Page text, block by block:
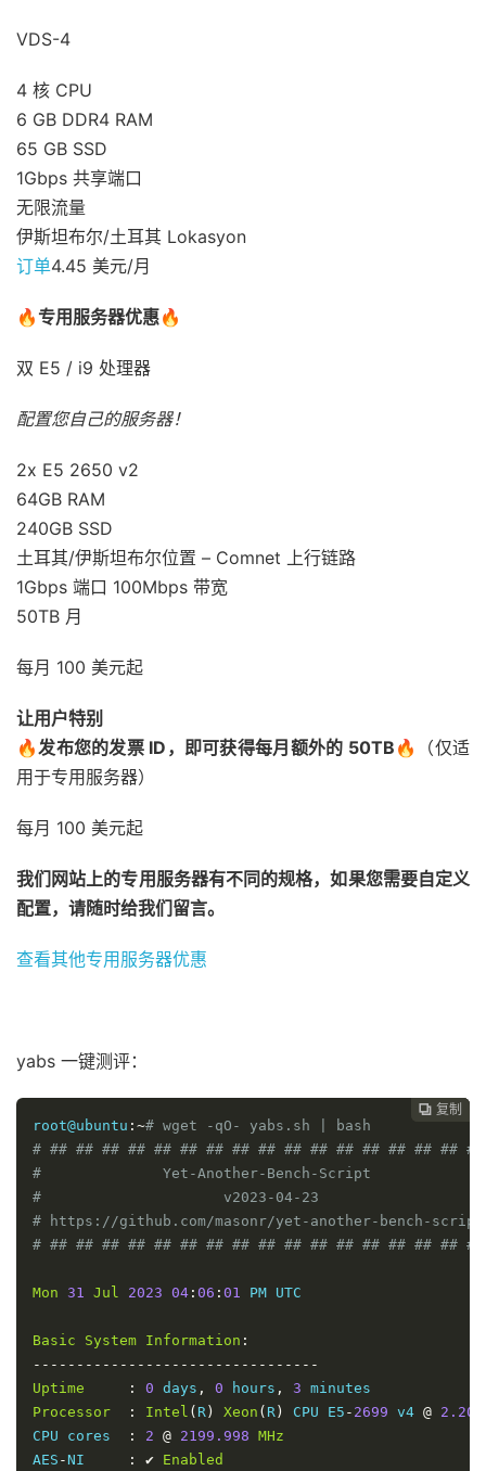
VDS-4
4 核 CPU
6 GB DDR4 RAM
65 GB SSD
1Gbps 共享端口
无限流量
伊斯坦布尔/土耳其 Lokasyon
订单4.45 美元/月
🔥 专用服务器优惠🔥
双 E5 / i9 处理器
配置您自己的服务器！
2x E5 2650 v2
64GB RAM
240GB SSD
土耳其/伊斯坦布尔位置 – Comnet 上行链路
1Gbps 端口 100Mbps 带宽
50TB 月
每月 100 美元起
让用户特别
🔥发布您的发票 ID，即可获得每月额外的 50TB🔥
（仅适
用于专用服务器）
每月 100 美元起
我们网站上的专用服务器有不同的规格，如果您需要自定义
配置，请随时给我们留言。
查看其他专用服务器优惠
yabs 一键测评：
 复制
 复制
 复制
root@ubuntu :~# wget -qO- yabs.sh | bash
# ## ## ## ## ## ## ## ## ## ## ## ## ## ## ## ##
#              Yet-Another-Bench-Script
#                     v2023-04-23
# https://github.com/masonr/yet-another-bench-
# ## ## ## ## ## ## ## ## ## ## ## ## ## ## ## ##
Mon 31 Jul 2023 04 : 06 : 01 PM UTC
Basic System Information :
---------------------------------
Uptime
: 0 days , 0 hours , 3
Processor
: Intel ( R ) Xeon ( R ) CPU E5 - 2699 v4 @
CPU cores
: 2 @ 2199.998 MHz
AES -NI : ✔ Enabled